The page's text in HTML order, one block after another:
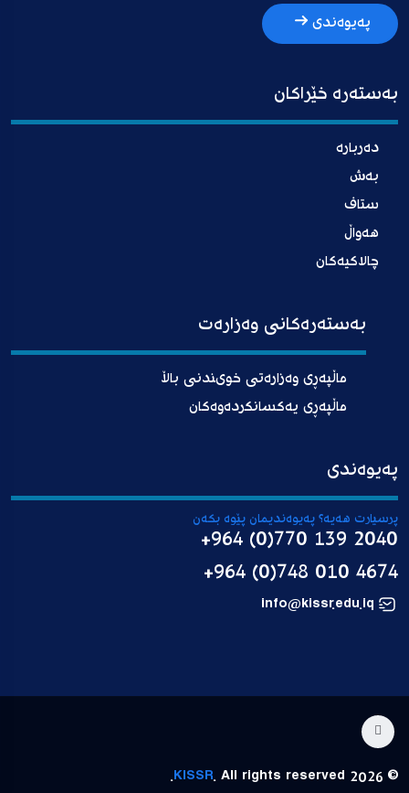
پەیوەندی
بەستەرە خێراکان
دەربارە
بەش
ستاف
هەواڵ
چالاکیەکان
بەستەرەکانی وەزارەت
ماڵپەڕی وەزارەتی خوىندنی باڵا
ماڵپەڕی یەکسانکردەوەکان
پەیوەندی
پرسیارت هەیە؟ پەیوەندیمان پێوە بکەن
+964 (0)770 139 2040
+964 (0)748 010 4674
info@kissr.edu.iq
© 2026
KISSR. All rights reserved.